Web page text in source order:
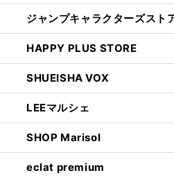
ジャンプキャラクターズスト
HAPPY PLUS STORE
SHUEISHA VOX
LEEマルシェ
SHOP Marisol
eclat premium